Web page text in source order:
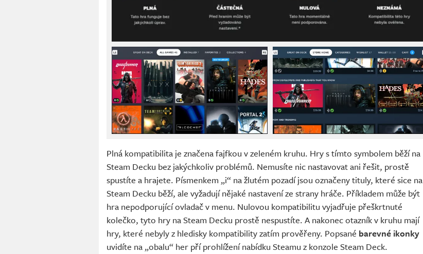
Plná kompatibilita je značena fajfkou v zeleném kruhu. Hry s tímto symbolem běží na
Steam Decku bez jakýchkoliv problémů. Nemusíte nic nastavovat ani řešit, prostě
spustíte a hrajete. Písmenkem „i“ na žlutém pozadí jsou označeny tituly, které sice na
Steam Decku běží, ale vyžadují nějaké nastavení ze strany hráče. Příkladem může být
hra nepodporující ovladač v menu. Nulovou kompatibilitu vyjadřuje přeškrtnuté
kolečko, tyto hry na Steam Decku prostě nespustíte. A nakonec otazník v kruhu mají
hry, které nebyly z hledisky kompatibility zatím prověřeny. Popsané barevné ikonky
uvidíte na „obalu“ her pří prohlížení nabídku Steamu z konzole Steam Deck.